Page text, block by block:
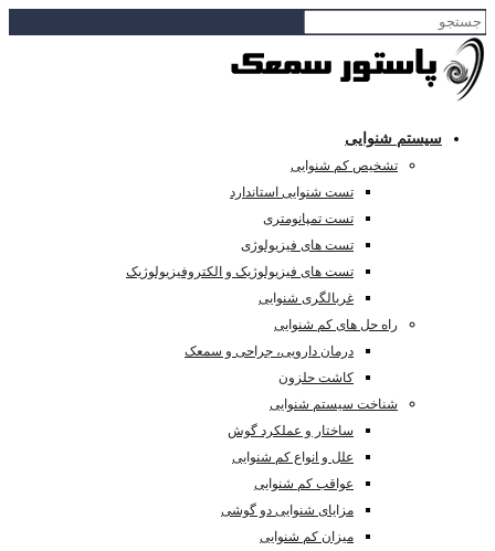
سیستم شنوایی
تشخیص کم شنوایی
تست شنوایی استاندارد
تست تمپانومتری
تست های فیزیولوژی
تست های فیزیولوژیک و الکتروفیزیولوژیک
غربالگری شنوایی
راه حل های کم شنوایی
درمان دارویی، جراحی و سمعک
کاشت حلزون
شناخت سیستم شنوایی
ساختار و عملکرد گوش
علل و انواع کم شنوایی
عواقب کم شنوایی
مزایای شنوایی دو گوشی
میزان کم شنوایی